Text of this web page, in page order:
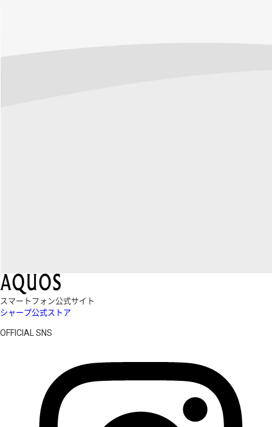
スマートフォン公式サイト
シャープ公式ストア
OFFICIAL SNS